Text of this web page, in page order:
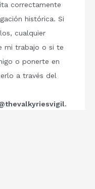
correctamente
histórica. Si
cualquier
mi trabajo o si te
o ponerte en
a través del